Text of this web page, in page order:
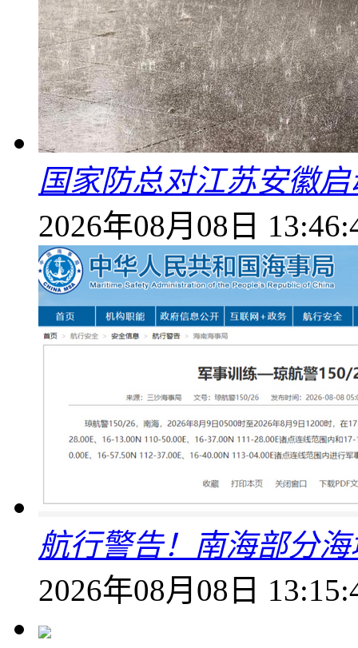
国家防总对江苏安徽
2026年08月08日
航行警告！南海部分
2026年08月08日